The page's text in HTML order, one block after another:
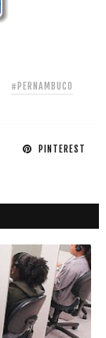
#PERNAMBUCO
PINTEREST